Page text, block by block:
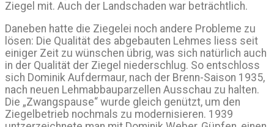
Ziegel mit. Auch der Landschaden war beträchtlich.
Daneben hatte die Ziegelei noch andere Probleme zu
lösen: Die Qualität des abgebauten Lehmes liess seit
einiger Zeit zu wünschen übrig, was sich natürlich auch
in der Qualität der Ziegel niederschlug. So entschloss
sich Dominik Aufdermaur, nach der Brenn-Saison 1935,
nach neuen Lehmabbauparzellen Ausschau zu halten.
Die „Zwangspause“ wurde gleich genützt, um den
Ziegelbetrieb nochmals zu modernisieren. 1939